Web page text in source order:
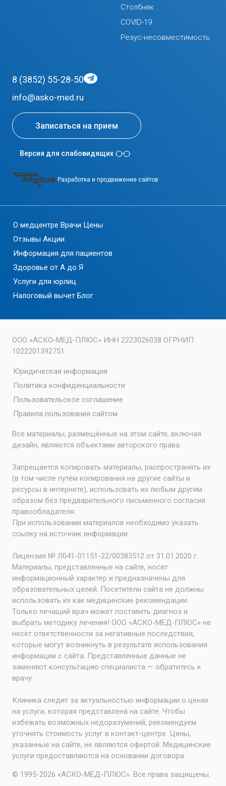
Столбняк
COVID-19
Резус-несовместимость
8 (3852) 55-28-50
info@asko-med.ru
Записаться на прием
Версия для слабовидящих
Разработка и продвижение сайтов
О медцентре Врачи Цены
Отзывы Акции
Информация для пациентов
Здоровье от А до Я
Услуги для юрлиц
Налоговый вычет Блог
ООО «АСКО-МЕД-ПЛЮС» ИНН 2223026038 ОГРНИП
1022201392751
Юридическая информация
Политика конфиденциальности
Пользовательское соглашение
Правила пользования сайтом
Все материалы, размещённые на этом сайте, включая
дизайн, являются объектами авторского права.
Запрещается копировать материалы, распространять их
(в том числе путём копирования на другие сайты и
ресурсы в интернете), использовать их любым другим
образом без предварительного письменного согласия
правообладателя.
При использовании материалов необходимо указать
ссылку на источник информации.
Лицензия № Л041-01151-22/00383512 от 31.01.2020 г.
Материалы, представленные на сайте, носят
информационный характер и предназначены для
образовательных целей. Посетители сайта не должны
использовать их как медицинские рекомендации.
Только лечащий врач может поставить диагноз и
выбрать методику лечения! ООО «АСКО-МЕД-ПЛЮС» не
несёт ответственности за негативные последствия,
которые могут возникнуть в результате использования
информации с сайта. Представленные данные не
заменяют консультацию специалиста — обратитесь к
врачу.
Клиника следит за актуальностью информации о ценах
на услуги, которая представлена на сайте. Чтобы
избежать возможных недоразумений, рекомендуем
уточнять стоимость услуг в контакт-центре. Цены,
указанные на сайте, не являются офертой. Медицинские
услуги предоставляются на основании договора.
© 1995-2026 «АСКО-МЕД-ПЛЮС». Все права защищены.